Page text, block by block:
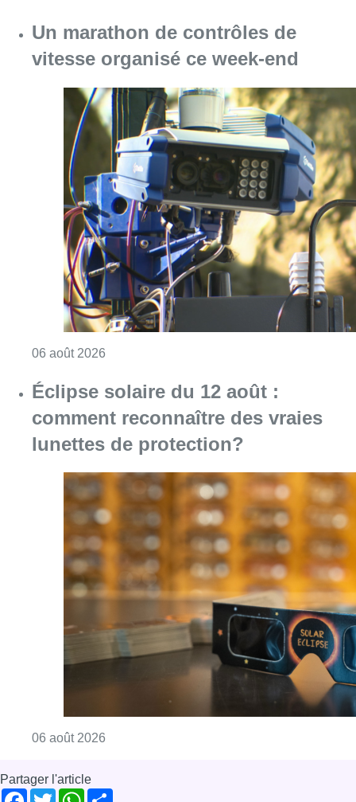
Un marathon de contrôles de
vitesse organisé ce week-end
06 août 2026
Éclipse solaire du 12 août :
comment reconnaître des vraies
lunettes de protection?
06 août 2026
Partager l'article
Facebook
TwitterWhatsApp